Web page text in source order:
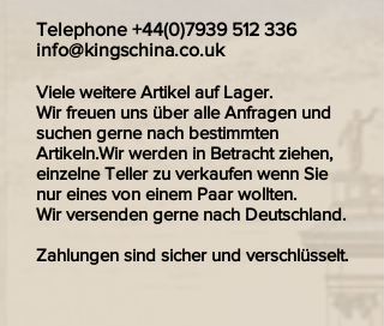
Telephone +44(0)7939 512 336
info@kingschina.co.uk
Viele weitere Artikel auf Lager.
Wir freuen uns über alle Anfragen und
suchen gerne nach bestimmten
Artikeln.Wir werden in Betracht ziehen,
einzelne Teller zu verkaufen wenn Sie
nur eines von einem Paar wollten.
Wir versenden gerne nach Deutschland.
Zahlungen sind sicher und verschlüsselt.